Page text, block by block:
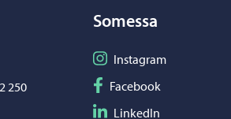
250
Somessa
Seuraa Instagram
Instagram
Seuraa Facebook
Facebook
Seuraa LinkedIn
LinkedIn